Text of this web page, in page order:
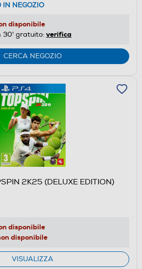
IN NEGOZIO
disponibile
30' gratuito: verifica
CERCA NEGOZIO
2K25 (DELUXE EDITION)
disponibile
disponibile
VISUALIZZA